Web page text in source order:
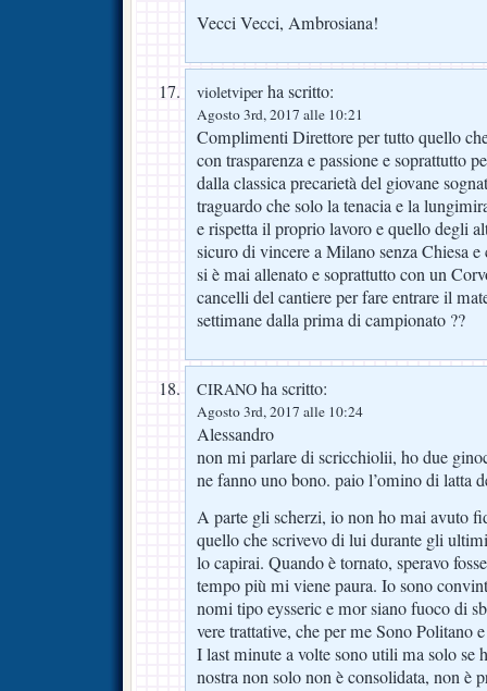
Vecci Vecci, Ambrosiana!
violetviper ha scritto:
Agosto 3rd, 2017 alle 10:21
Complimenti Direttore per tutto quello
con trasparenza e passione e soprattutto
dalla classica precarietà del giovane
traguardo che solo la tenacia e la
e rispetta il proprio lavoro e quello degli
sicuro di vincere a Milano senza Chiesa
si è mai allenato e soprattutto con un
cancelli del cantiere per fare entrare il
settimane dalla prima di campionato ??
CIRANO ha scritto:
Agosto 3rd, 2017 alle 10:24
Alessandro
non mi parlare di scricchiolii, ho due
ne fanno uno bono. paio l’omino di latta
A parte gli scherzi, io non ho mai avuto
quello che scrivevo di lui durante gli
lo capirai. Quando è tornato, speravo
tempo più mi viene paura. Io sono
nomi tipo eysseric e mor siano fuoco di
vere trattative, che per me Sono Politano
I last minute a volte sono utili ma solo se
nostra non solo non è consolidata, non è